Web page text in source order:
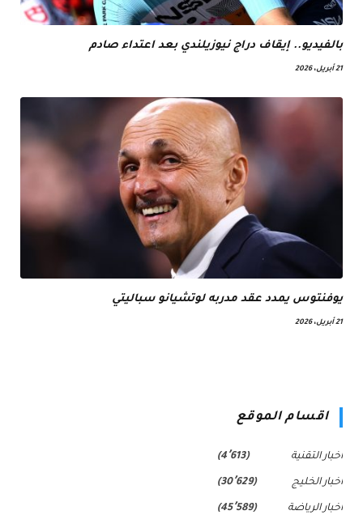
بالفيديو.. إيقاف دراج نيوزيلندي بعد اعتداء صادم
21 أبريل، 2026
يوفنتوس يمدد عقد مدربه لوتشيانو سباليتي
21 أبريل، 2026
اقسام الموقع
اخبار التقنية (4٬613)
اخبار الخليج (30٬629)
اخبار الرياضة (45٬589)